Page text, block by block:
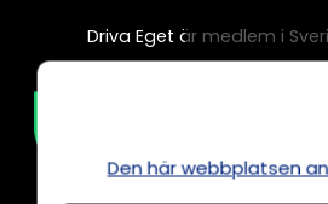
Driva Eget är medlem i
Den här webbplatsen